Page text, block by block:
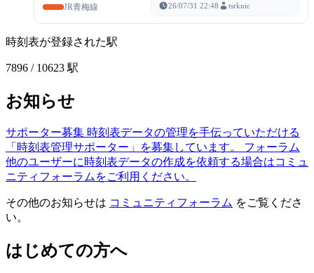
JR青梅線 26/07/31 22:48 tsrknic
時刻表が登録された駅
7896 / 10623 駅
お知らせ
サポーター募集 時刻表データの管理を手伝っていただける
「時刻表管理サポーター」を募集しています。
フォーラム
他のユーザーに時刻表データの作成を依頼する場合はコミュ
ニティフォーラムをご利用ください。
その他のお知らせは コミュニティフォーラム をご覧くださ
い。
はじめての方へ